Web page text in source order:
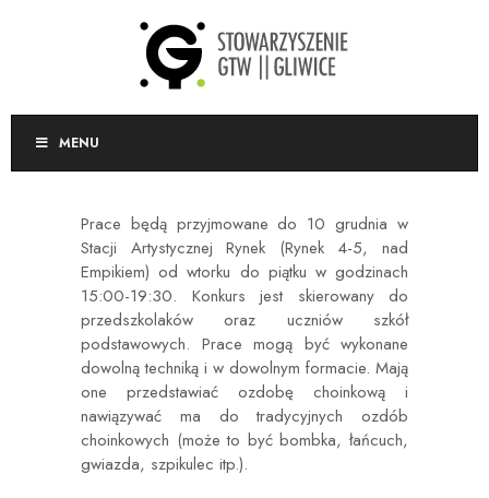
MENU
Prace będą przyjmowane do 10 grudnia w
Stacji Artystycznej Rynek (Rynek 4-5, nad
Empikiem)od wtorku do piątku w godzinach
15:00-19:30. Konkurs jest skierowany do
przedszkolaków oraz uczniów szkół
podstawowych. Prace mogą być wykonane
dowolną techniką i w dowolnym formacie. Mają
one przedstawiać ozdobę choinkową i
nawiązywać ma do tradycyjnych ozdób
choinkowych (może to być bombka, łańcuch,
gwiazda, szpikulec itp.).